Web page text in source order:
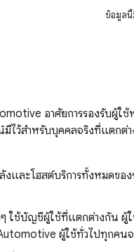
ข้อมูลนี้
อาศัยการรองรับผู้ใช้
ไว้สำหรับบุคคลจริงที่แตกต่
และโฮสต์บริการทั้งหมดขอ
ช้บัญชีผู้ใช้ที่แตกต่างกัน ผู้ใ
ผู้ใช้ทั่วไปทุกคนจ